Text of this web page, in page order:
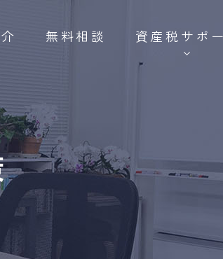
無料相談 資産税サポ